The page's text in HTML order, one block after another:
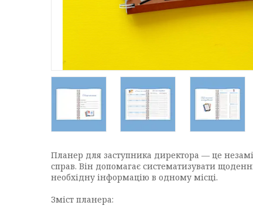
Планер для заступника директора — це
справ. Він допомагає систематизувати
необхідну інформацію в одному місці.
Зміст планера: